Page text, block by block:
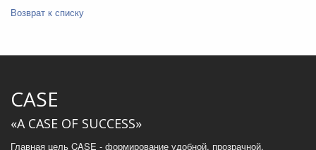
Возврат к списку
CASE
«A CASE OF SUCCESS»
Главная цель CASE - формирование удобной, прозрачной,